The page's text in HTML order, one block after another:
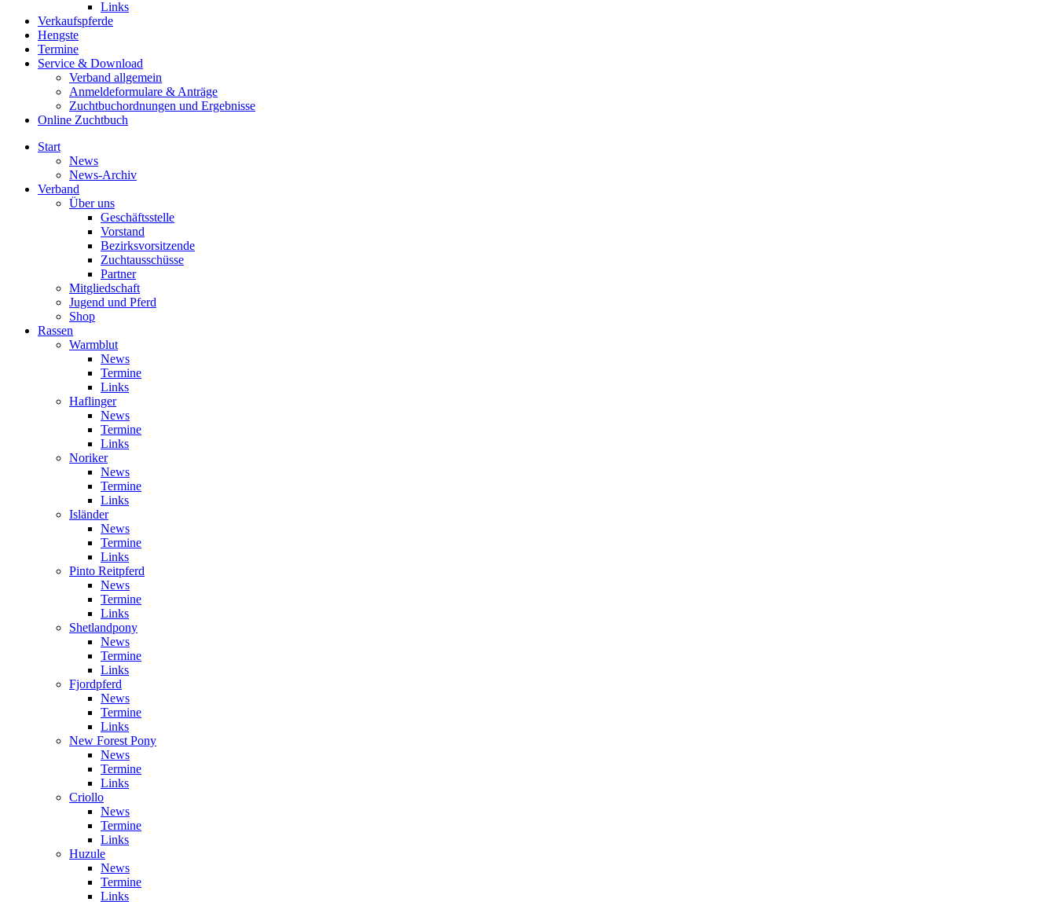
Links
Verkaufspferde
Hengste
Termine
Service & Download
Verband allgemein
Anmeldeformulare & Anträge
Zuchtbuchordnungen und Ergebnisse
Online Zuchtbuch
Start
News
News-Archiv
Verband
Über uns
Geschäftsstelle
Vorstand
Bezirksvorsitzende
Zuchtausschüsse
Partner
Mitgliedschaft
Jugend und Pferd
Shop
Rassen
Warmblut
News
Termine
Links
Haflinger
News
Termine
Links
Noriker
News
Termine
Links
Isländer
News
Termine
Links
Pinto Reitpferd
News
Termine
Links
Shetlandpony
News
Termine
Links
Fjordpferd
News
Termine
Links
New Forest Pony
News
Termine
Links
Criollo
News
Termine
Links
Huzule
News
Termine
Links